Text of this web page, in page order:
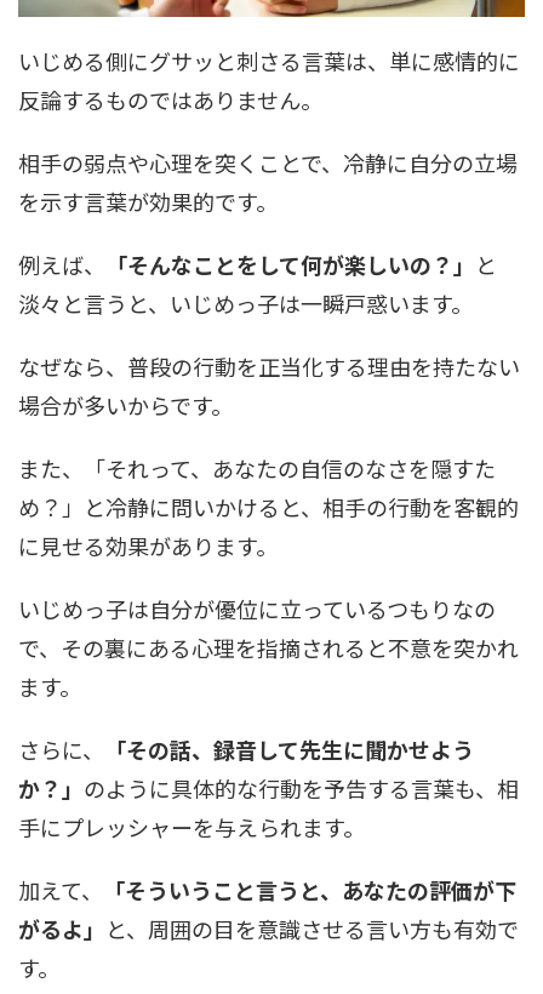
いじめる側にグサッと刺さる言葉は、単に感情的に
反論するものではありません。
相手の弱点や心理を突くことで、冷静に自分の立場
を示す言葉が効果的です。
例えば、
「そんなことをして何が楽しいの？」 と
淡々と言うと、いじめっ子は一瞬戸惑います。
なぜなら、普段の行動を正当化する理由を持たない
場合が多いからです。
また、「それって、あなたの自信のなさを隠すた
め？」と冷静に問いかけると、相手の行動を客観的
に見せる効果があります。
いじめっ子は自分が優位に立っているつもりなの
で、その裏にある心理を指摘されると不意を突かれ
ます。
さらに、
「その話、録音して先生に聞かせよう
か？」 のように具体的な行動を予告する言葉も、相
手にプレッシャーを与えられます。
加えて、
「そういうこと言うと、あなたの評価が下
がるよ」 と、周囲の目を意識させる言い方も有効で
す。